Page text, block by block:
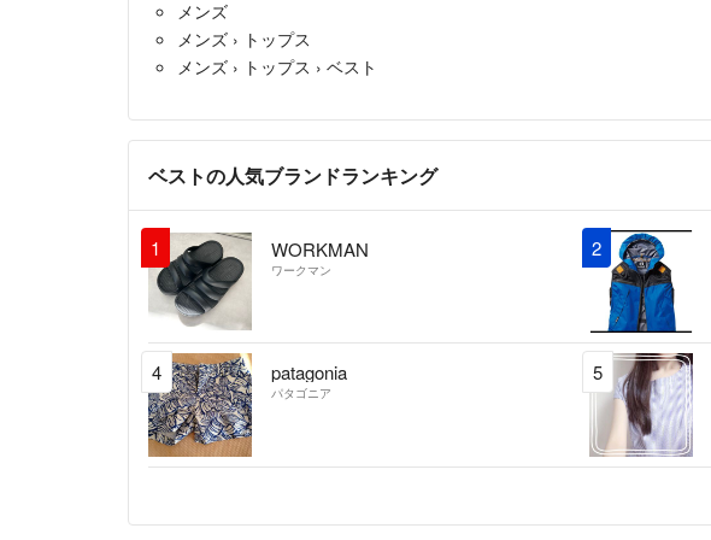
メンズ
メンズ › トップス
メンズ › トップス › ベスト
ベストの人気ブランドランキング
1 WORKMAN
ワークマン
2
4 patagonia
パタゴニア
5